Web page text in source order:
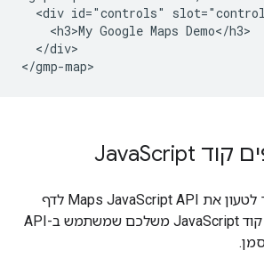
<div id="controls"
    <h3>My Google Maps Demo</h3>
  </div>
</gmp-map>
Script
בקטע הזה מוסבר איך לטעון את Maps JavaScript API לדף
אינטרנט, ואיך לכתוב קוד JavaScript משלכם שמשתמש ב-API